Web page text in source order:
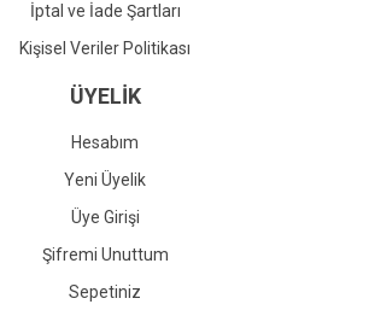
İptal ve İade Şartları
Kişisel Veriler Politikası
ÜYELİK
Hesabım
Yeni Üyelik
Üye Girişi
Şifremi Unuttum
Sepetiniz